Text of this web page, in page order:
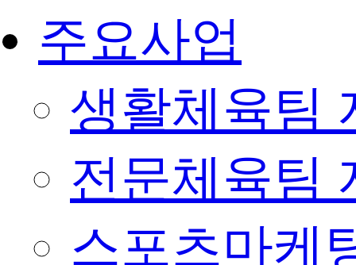
주요사업
생활체육팀
전문체육팀
스포츠마케